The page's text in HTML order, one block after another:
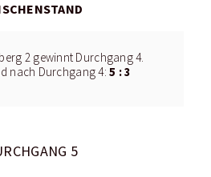
2 gewinnt Durchgang 4.
nach Durchgang 4:5 : 3
5